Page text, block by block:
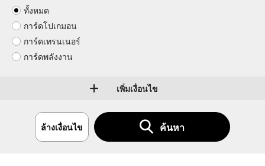
ทั้งหมด
การ์ดโปเกมอน
การ์ดเทรนเนอร์
การ์ดพลังงาน
เพิ่มเงื่อนไข
ล้างเงื่อนไข ค้นหา